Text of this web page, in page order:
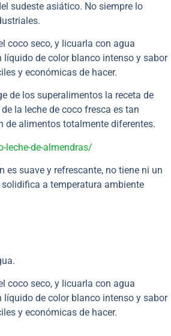
sudeste asiático. No siempre lo
coco seco, y licuarla con agua
líquido de color blanco intenso y sabor
y económicas de hacer.
de los superalimentos la receta de
la leche de coco fresca es tan
de alimentos totalmente diferentes.
leche-de-almendras/
es suave y refrescante, no tiene ni un
a temperatura ambiente
coco seco, y licuarla con agua
líquido de color blanco intenso y sabor
y económicas de hacer.